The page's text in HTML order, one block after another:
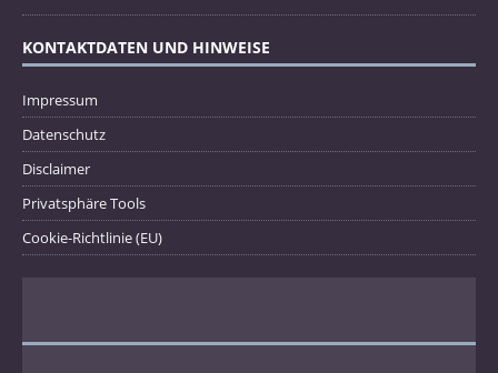
KONTAKTDATEN UND HINWEISE
Impressum
Datenschutz
Disclaimer
Privatsphäre Tools
Cookie-Richtlinie (EU)